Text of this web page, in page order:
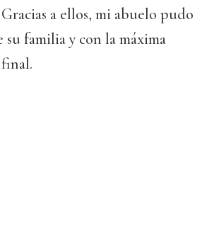
a ellos, mi abuelo pudo
familia y con la máxima